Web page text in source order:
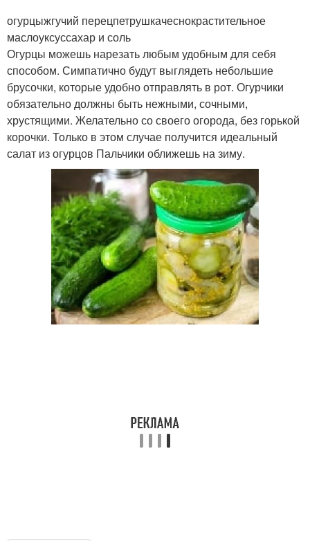
огурцыжгучий перецпетрушкачеснокрастительное
маслоуксуссахар и соль
Огурцы можешь нарезать любым удобным для себя
способом. Симпатично будут выглядеть небольшие
брусочки, которые удобно отправлять в рот. Огурчики
обязательно должны быть нежными, сочными,
хрустящими. Желательно со своего огорода, без горькой
корочки. Только в этом случае получится идеальный
салат из огурцов Пальчики оближешь на зиму.